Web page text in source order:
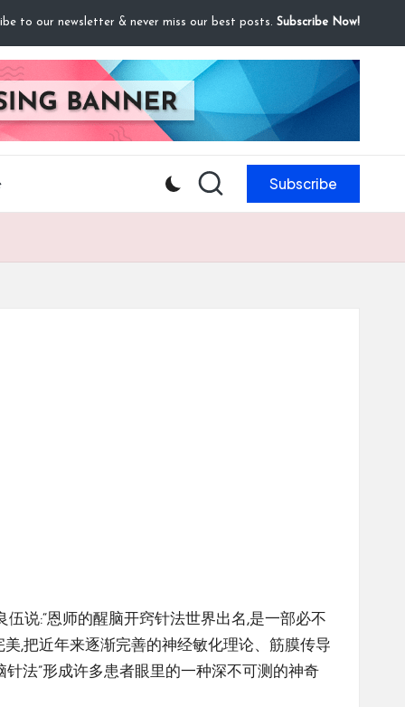
to our newsletter & never miss our best posts. Subscribe Now!
Subscribe
说:“恩师的醒脑开窍针法世界出名,是一部必不
,把近年来逐渐完善的神经敏化理论、筋膜传导
法”形成许多患者眼里的一种深不可测的神奇